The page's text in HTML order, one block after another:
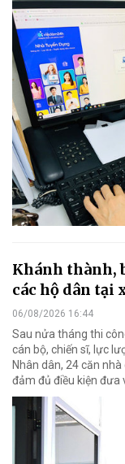
Khánh thành,
các hộ dân tại
06/08/2026 16:44
Sau nửa tháng thi
cán bộ, chiến sĩ, lực
Nhân dân, 24 căn
đảm đủ điều kiện đưa